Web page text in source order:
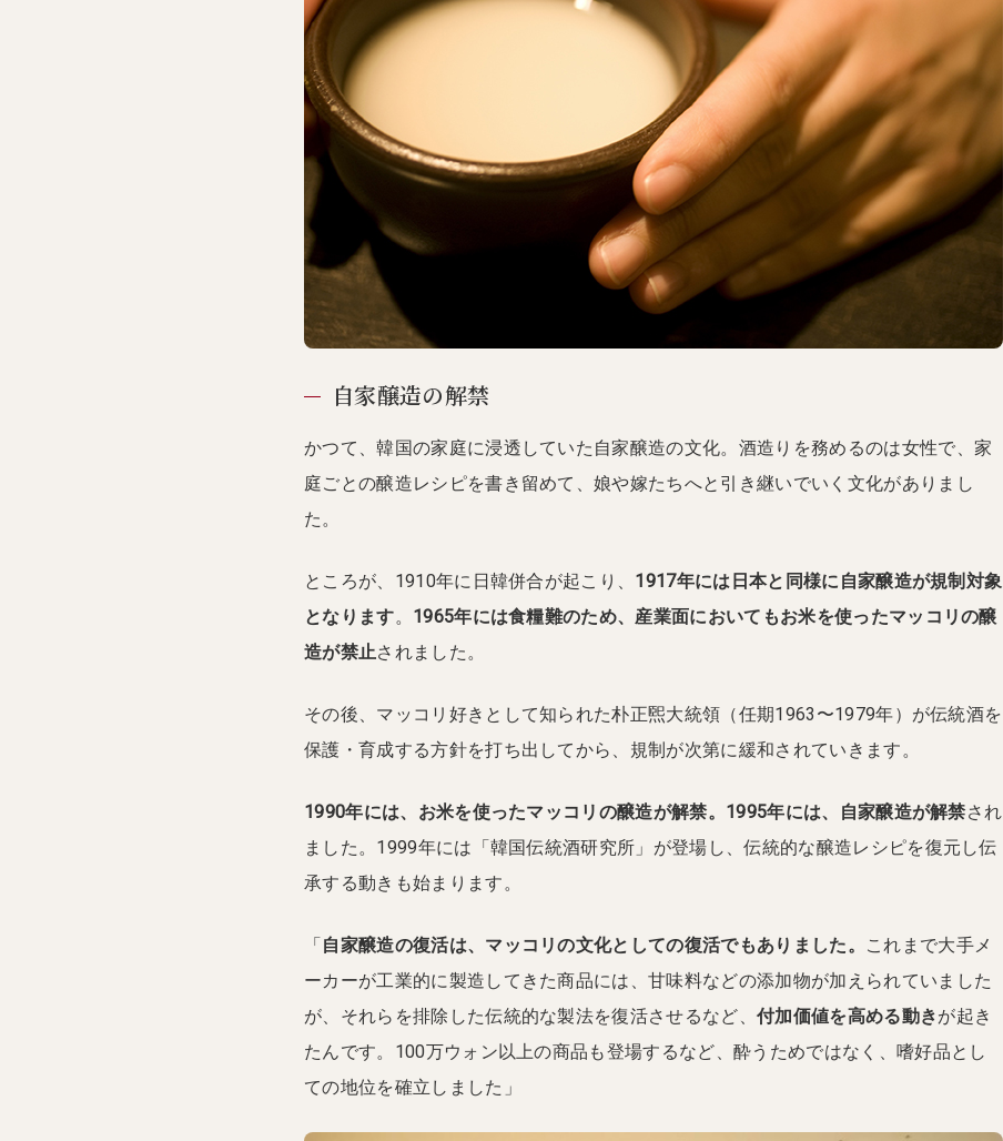
自家醸造の解禁
かつて、韓国の家庭に浸透していた自家醸造の文化。酒造りを務めるのは女性で、家
庭ごとの醸造レシピを書き留めて、娘や嫁たちへと引き継いでいく文化がありまし
た。
ところが、1910年に日韓併合が起こり、 1917年には日本と同様に自家醸造が規制対象
となります。 1965年には食糧難のため、産業面においてもお米を使ったマッコリの醸
造が禁止されました。
その後、マッコリ好きとして知られた朴正煕大統領（任期1963〜1979年）が伝統酒を
保護・育成する方針を打ち出してから、規制が次第に緩和されていきます。
1990年には、お米を使ったマッコリの醸造が解禁。1995年には、自家醸造が解禁され
ました。1999年には「韓国伝統酒研究所」が登場し、伝統的な醸造レシピを復元し伝
承する動きも始まります。
「自家醸造の復活は、マッコリの文化としての復活でもありました。
これまで大手メ
ーカーが工業的に製造してきた商品には、甘味料などの添加物が加えられていました
が、それらを排除した伝統的な製法を復活させるなど、 付加価値を高める動きが起き
たんです。100万ウォン以上の商品も登場するなど、酔うためではなく、嗜好品とし
ての地位を確立しました」